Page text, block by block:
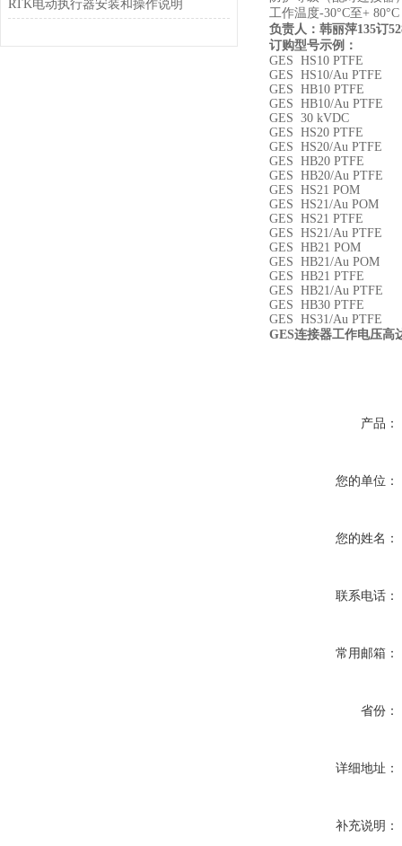
RTK电动执行器安装和操作说明
工作温度-30°C至+ 80°C
负责人：韩丽萍135订
订购型号示例：
GES HS10 PTFE
GES HS10/Au PTFE
GES HB10 PTFE
GES HB10/Au PTFE
GES 30 kVDC
GES HS20 PTFE
GES HS20/Au PTFE
GES HB20 PTFE
GES HB20/Au PTFE
GES HS21 POM
GES HS21/Au POM
GES HS21 PTFE
GES HS21/Au PTFE
GES HB21 POM
GES HB21/Au POM
GES HB21 PTFE
GES HB21/Au PTFE
GES HB30 PTFE
GES HS31/Au PTFE
GES连接器工作电压高
产品：
您的单位：
您的姓名：
联系电话：
常用邮箱：
省份：
详细地址：
补充说明：